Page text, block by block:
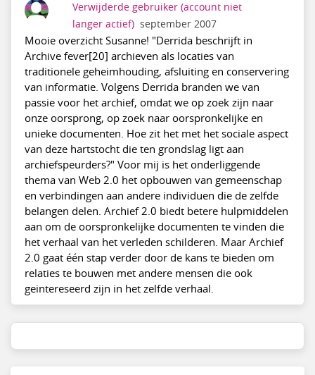
Verwijderde gebruiker (account niet
langer actief) september 2007
Mooie overzicht Susanne! "Derrida beschrijft in
Archive fever[20] archieven als locaties van
traditionele geheimhouding, afsluiting en conservering
van informatie. Volgens Derrida branden we van
passie voor het archief, omdat we op zoek zijn naar
onze oorsprong, op zoek naar oorspronkelijke en
unieke documenten. Hoe zit het met het sociale aspect
van deze hartstocht die ten grondslag ligt aan
archiefspeurders?" Voor mij is het onderliggende
thema van Web 2.0 het opbouwen van gemeenschap
en verbindingen aan andere individuen die de zelfde
belangen delen. Archief 2.0 biedt betere hulpmiddelen
aan om de oorspronkelijke documenten te vinden die
het verhaal van het verleden schilderen. Maar Archief
2.0 gaat één stap verder door de kans te bieden om
relaties te bouwen met andere mensen die ook
geintereseerd zijn in het zelfde verhaal.